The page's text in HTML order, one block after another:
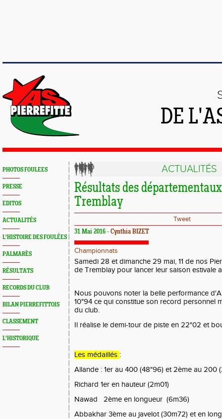
DE
PHOTOS FOULEES
PRESSE
EDITOS
ACTUALITÉS
L'HISTOIRE DES FOULÉES
PALMARÈS
RÉSULTATS
RECORDS DU CLUB
BILAN PIERREFITTOIS
CLASSEMENT
L'HISTORIQUE
ACTUALITÉS
Résultats des
Tremblay
Tweet
31 Mai 2016 - Cynthia BIZET
Championnats
Samedi 28 et dimanche 29 mai, 11 de nos
de Tremblay pour lancer leur saison estivale
Nous pouvons noter la belle performance
10"94 ce qui constitue son record personnel
du club.
Il réalise le demi-tour de piste en 22"02 et
Les médaillés :
Allande : 1er au 400 (48"96) et 2ème au 200
Richard 1er en hauteur (2m01)
Nawad 2ème en longueur (6m36)
Abbakhar 3ème au javelot (30m72) et en